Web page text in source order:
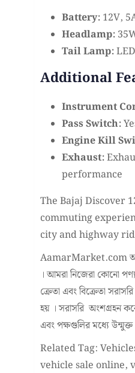
Battery: 12V,
Headlamp:
Tail Lamp:LED
Additional
Instrument
Pass Switch:
Engine Kill
Exhaust:
performance
The Bajaj Discover
commuting
city and highway
AamarMarket.com অনন্য
। আমরা নিজেরা কোনো পণ্য
ক্রেতা এবং বিক্রেতা
হয় । সরাসরি অংশগ্রহন
এবং পক্ষগুলির মধ্যে
Related Tag:
vehicle sale online,